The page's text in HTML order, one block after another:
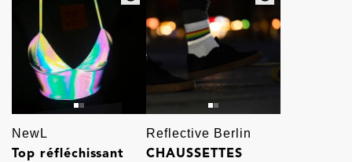
NewL
Top réfléchissant
Reflective Berlin
CHAUSSETTES